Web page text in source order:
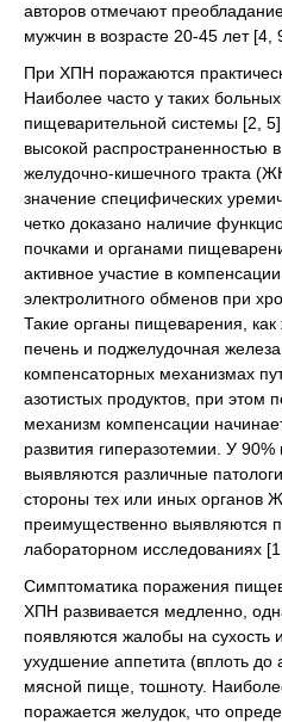
авторов отмечают
мужчин в возрасте 20-45 лет [4,
При ХПН поражаются
Наиболее часто у таких
пищеварительной системы [2,
высокой распространенностью
желудочно-кишечного тракта
значение специфических
четко доказано наличие
почками и органами
активное участие в
электролитного обменов при
Такие органы пищеварения,
печень и поджелудочная
компенсаторных механизмах
азотистых продуктов, при этом
механизм компенсации
развития гиперазотемии. У
выявляются различные
стороны тех или иных органов
преимущественно выявляются
лабораторном исследованиях
Симптоматика поражения
ХПН развивается медленно,
появляются жалобы на сухость
ухудшение аппетита (вплоть
мясной пище, тошноту.
поражается желудок, что